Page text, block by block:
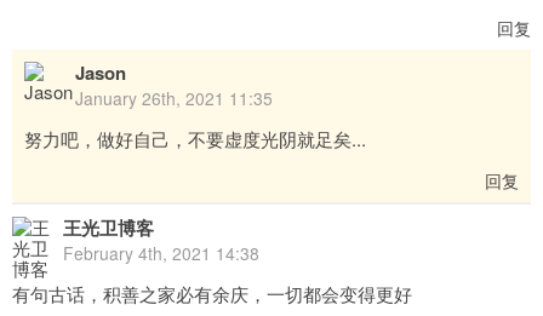
回复
Jason
January 26th, 2021 11:35
努力吧，做好自己，不要虚度光阴就足矣...
回复
王光卫博客
February 4th, 2021 14:38
有句古话，积善之家必有余庆，一切都会变得更好